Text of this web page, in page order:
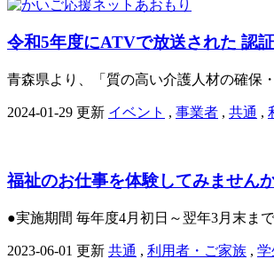
令和5年度にATVで放送された 認
青森県より、「質の高い介護人材の確保
2024-01-29 更新 イベント , 事業者 , 共通 ,
福祉のお仕事を体験してみません
●実施期間 毎年度4月初日～翌年3月末
2023-06-01 更新 共通 , 利用者・ご家族 , 学